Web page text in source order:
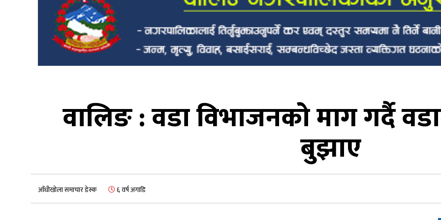
वालिङ : वडा विभाजनको माग गर्दै
बुझाए
आँधीखोला समाचार डेस्क ६ वर्ष अगाडि